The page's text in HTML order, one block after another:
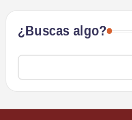
¿Buscas algo?